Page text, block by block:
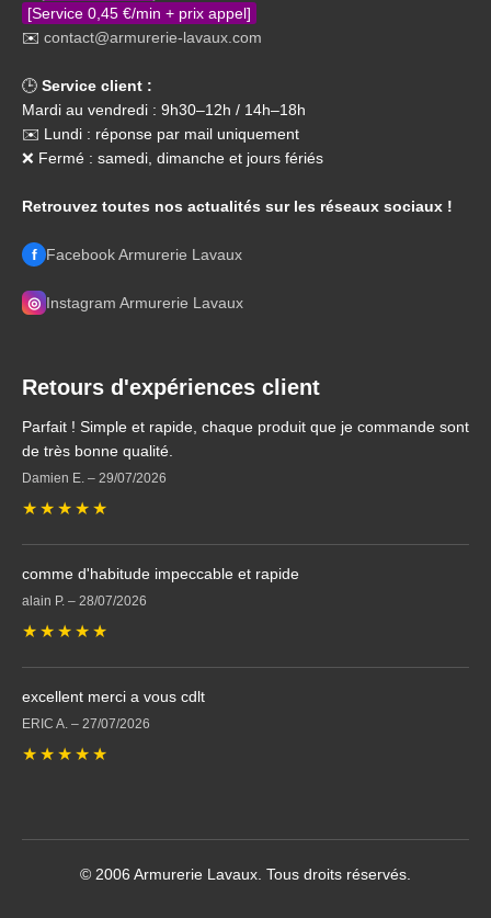
[Service 0,45 €/min + prix appel]
✉️ contact@armurerie-lavaux.com
🕒 Service client :
Mardi au vendredi : 9h30–12h / 14h–18h
✉️ Lundi : réponse par mail uniquement
❌ Fermé : samedi, dimanche et jours fériés
Retrouvez toutes nos actualités sur les réseaux sociaux !
f Facebook Armurerie Lavaux
◎ Instagram Armurerie Lavaux
Retours d'expériences client
Parfait ! Simple et rapide, chaque produit que je commande sont
de très bonne qualité.
Damien E. – 29/07/2026
★ ★ ★ ★ ★
comme d'habitude impeccable et rapide
alain P. – 28/07/2026
★ ★ ★ ★ ★
excellent merci a vous cdlt
ERIC A. – 27/07/2026
★ ★ ★ ★ ★
© 2006 Armurerie Lavaux. Tous droits réservés.